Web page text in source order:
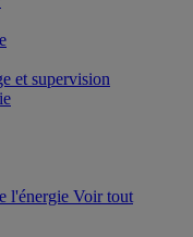
et supervision
l'énergie Voir tout